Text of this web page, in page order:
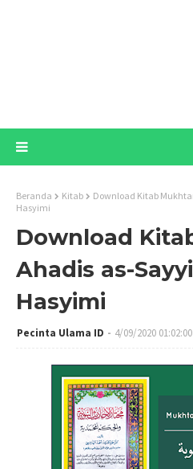
Beranda Kitab
Download Kitab
Hasyimi
Download
Ahadis as-
Hasyimi
Pecinta Ulama ID 4/09/2020